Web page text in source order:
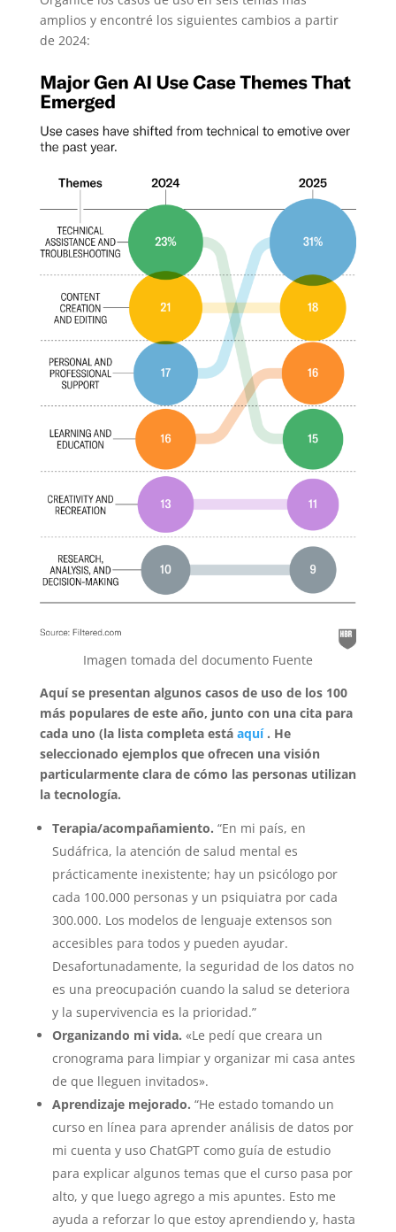
amplios y encontré los siguientes cambios a partir
de 2024:
Imagen tomada del documento Fuente
Aquí se presentan algunos casos de uso de los 100
más populares de este año, junto con una cita para
cada uno (la lista completa está aquí. He
seleccionado ejemplos que ofrecen una visión
particularmente clara de cómo las personas utilizan
la tecnología.
Terapia/acompañamiento. “En mi país, en
Sudáfrica, la atención de salud mental es
prácticamente inexistente; hay un psicólogo por
cada 100.000 personas y un psiquiatra por cada
300.000. Los modelos de lenguaje extensos son
accesibles para todos y pueden ayudar.
Desafortunadamente, la seguridad de los datos no
es una preocupación cuando la salud se deteriora
y la supervivencia es la prioridad.”
Organizando mi vida. «Le pedí que creara un
cronograma para limpiar y organizar mi casa antes
de que lleguen invitados».
Aprendizaje mejorado. “He estado tomando un
curso en línea para aprender análisis de datos por
mi cuenta y uso ChatGPT como guía de estudio
para explicar algunos temas que el curso pasa por
alto, y que luego agrego a mis apuntes. Esto me
ayuda a reforzar lo que estoy aprendiendo y, hasta